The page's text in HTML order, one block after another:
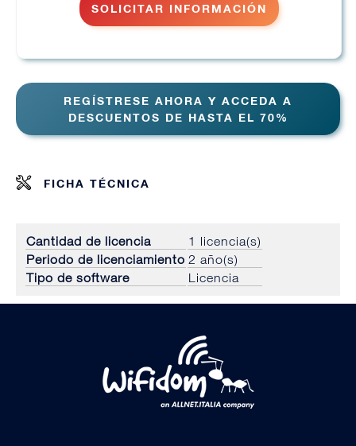
SOLICITAR INFORMACIÓN
REGÍSTRESE AHORA Y ACCEDA A
DESCUENTOS DE HASTA EL 70%
FICHA TÉCNICA
Cantidad de licencia
1 licencia(s)
Periodo de licenciamiento 2 año(s)
Tipo de software
Licencia